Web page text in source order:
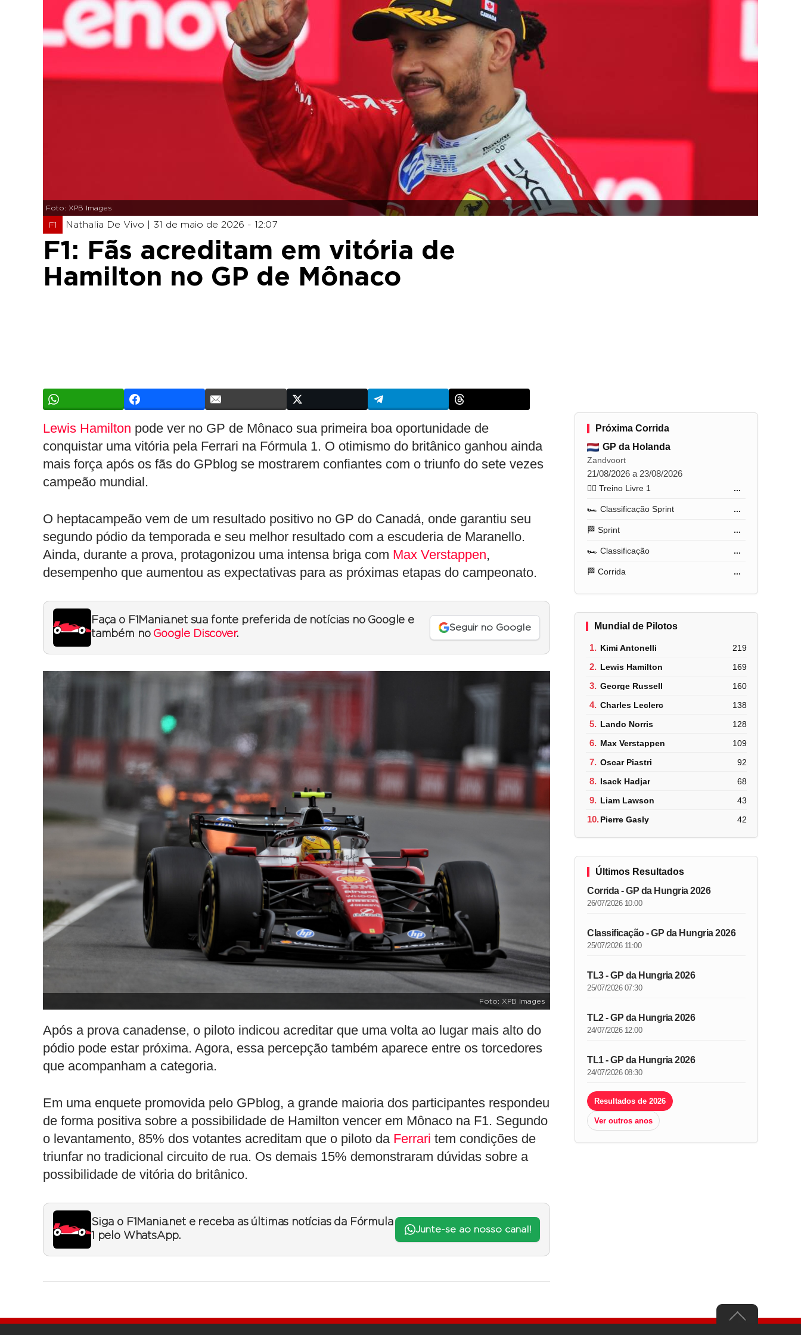
Foto: XPB Images
F1 Nathalia De Vivo | 31 de maio de 2026 - 12:07
F1: Fãs acreditam em vitória de
Hamilton no GP de Mônaco
Lewis Hamilton pode ver no GP de Mônaco sua primeira boa oportunidade de
conquistar uma vitória pela Ferrari na Fórmula 1. O otimismo do britânico ganhou ainda
mais força após os fãs do GPblog se mostrarem confiantes com o triunfo do sete vezes
campeão mundial.
O heptacampeão vem de um resultado positivo no GP do Canadá, onde garantiu seu
segundo pódio da temporada e seu melhor resultado com a escuderia de Maranello.
Ainda, durante a prova, protagonizou uma intensa briga com Max Verstappen,
desempenho que aumentou as expectativas para as próximas etapas do campeonato.
Faça o F1Mania.net sua fonte preferida de notícias no Google e
também no Google Discover.
Seguir no Google
Foto: XPB Images
Após a prova canadense, o piloto indicou acreditar que uma volta ao lugar mais alto do
pódio pode estar próxima. Agora, essa percepção também aparece entre os torcedores
que acompanham a categoria.
Em uma enquete promovida pelo GPblog, a grande maioria dos participantes respondeu
de forma positiva sobre a possibilidade de Hamilton vencer em Mônaco na F1. Segundo
o levantamento, 85% dos votantes acreditam que o piloto da Ferrari tem condições de
triunfar no tradicional circuito de rua. Os demais 15% demonstraram dúvidas sobre a
possibilidade de vitória do britânico.
Siga o F1Mania.net e receba as últimas notícias da Fórmula
1 pelo WhatsApp.
Junte-se ao nosso canal!
Próxima Corrida
GP da Holanda
Zandvoort
21/08/2026 a 23/08/2026
🏋️‍♂️ Treino Livre 1 ...
🏎️ Classificação Sprint ...
🏁 Sprint ...
🏎️ Classificação ...
🏁 Corrida ...
Mundial de Pilotos
1. Kimi Antonelli 219
2. Lewis Hamilton 169
3. George Russell 160
4. Charles Leclerc 138
5. Lando Norris 128
6. Max Verstappen 109
7. Oscar Piastri 92
8. Isack Hadjar 68
9. Liam Lawson 43
10.Pierre Gasly 42
Últimos Resultados
Corrida - GP da Hungria 2026
26/07/2026 10:00
Classificação - GP da Hungria 2026
25/07/2026 11:00
TL3 - GP da Hungria 2026
25/07/2026 07:30
TL2 - GP da Hungria 2026
24/07/2026 12:00
TL1 - GP da Hungria 2026
24/07/2026 08:30
Resultados de 2026
Ver outros anos